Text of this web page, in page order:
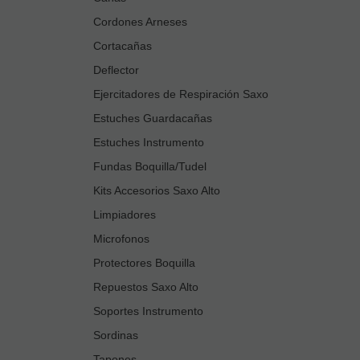
Cordones Arneses
Cortacañas
Deflector
Ejercitadores de Respiración Saxo
Estuches Guardacañas
Estuches Instrumento
Fundas Boquilla/Tudel
Kits Accesorios Saxo Alto
Limpiadores
Microfonos
Protectores Boquilla
Repuestos Saxo Alto
Soportes Instrumento
Sordinas